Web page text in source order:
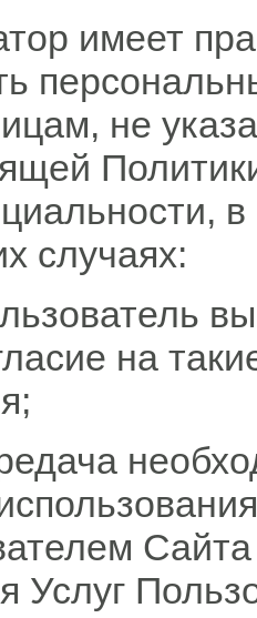
имеет
не
в
случаях:
на
Услуг